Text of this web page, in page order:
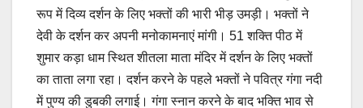
रूप में दिव्य दर्शन के लिए भक्तों की भारी भीड़ उमड़ी। भक्तों ने
देवी के दर्शन कर अपनी मनोकामनाएं मांगी। 51 शक्ति पीठ में
शुमार कड़ा धाम स्थित शीतला माता मंदिर में दर्शन के लिए भक्तों
का ताता लगा रहा। दर्शन करने के पहले भक्तों ने पवित्र गंगा नदी
में पुण्य की डुबकी लगाई। गंगा स्नान करने के बाद भक्ति भाव से